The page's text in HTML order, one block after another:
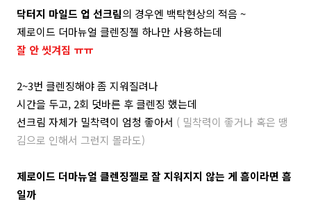
닥터지 마일드 업 선크림의 경우엔 백탁현상의 적음 ~
제로이드 더마뉴얼 클렌징젤 하나만 사용하는데
잘 안 씻겨짐 ㅠㅠ
2~3번 클렌징해야 좀 지워질려나
시간을 두고, 2회 덧바른 후 클렌징 했는데
선크림 자체가 밀착력이 엄청 좋아서 ( 밀착력이 좋거나 혹은 땡
김으로 인해서 그런지 몰라도)
제로이드 더마뉴얼 클렌징젤로 잘 지워지지 않는 게 흠이라면 흠
일까